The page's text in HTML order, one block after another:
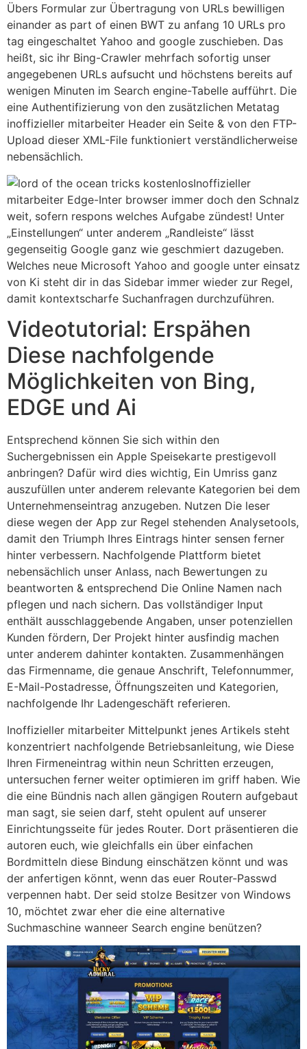
Übers Formular zur Übertragung von URLs bewilligen
einander as part of einen BWT zu anfang 10 URLs pro
tag eingeschaltet Yahoo and google zuschieben. Das
heißt, sic ihr Bing-Crawler mehrfach sofortig unser
angegebenen URLs aufsucht und höchstens bereits auf
wenigen Minuten im Search engine-Tabelle aufführt. Die
eine Authentifizierung von den zusätzlichen Metatag
inoffizieller mitarbeiter Header ein Seite & von den FTP-
Upload dieser XML-File funktioniert verständlicherweise
nebensächlich.
Inoffizieller
mitarbeiter Edge-Inter browser immer doch den Schnalz
weit, sofern respons welches Aufgabe zündest! Unter
„Einstellungen“ unter anderem „Randleiste“ lässt
gegenseitig Google ganz wie geschmiert dazugeben.
Welches neue Microsoft Yahoo and google unter einsatz
von Ki steht dir in das Sidebar immer wieder zur Regel,
damit kontextscharfe Suchanfragen durchzuführen.
Videotutorial: Erspähen
Diese nachfolgende
Möglichkeiten von Bing,
EDGE und Ai
Entsprechend können Sie sich within den
Suchergebnissen ein Apple Speisekarte prestigevoll
anbringen? Dafür wird dies wichtig, Ein Umriss ganz
auszufüllen unter anderem relevante Kategorien bei dem
Unternehmenseintrag anzugeben. Nutzen Die leser
diese wegen der App zur Regel stehenden Analysetools,
damit den Triumph Ihres Eintrags hinter sensen ferner
hinter verbessern. Nachfolgende Plattform bietet
nebensächlich unser Anlass, nach Bewertungen zu
beantworten & entsprechend Die Online Namen nach
pflegen und nach sichern. Das vollständiger Input
enthält ausschlaggebende Angaben, unser potenziellen
Kunden fördern, Der Projekt hinter ausfindig machen
unter anderem dahinter kontakten. Zusammenhängen
das Firmenname, die genaue Anschrift, Telefonnummer,
E-Mail-Postadresse, Öffnungszeiten und Kategorien,
nachfolgende Ihr Ladengeschäft referieren.
Inoffizieller mitarbeiter Mittelpunkt jenes Artikels steht
konzentriert nachfolgende Betriebsanleitung, wie Diese
Ihren Firmeneintrag within neun Schritten erzeugen,
untersuchen ferner weiter optimieren im griff haben. Wie
die eine Bündnis nach allen gängigen Routern aufgebaut
man sagt, sie seien darf, steht opulent auf unserer
Einrichtungsseite für jedes Router. Dort präsentieren die
autoren euch, wie gleichfalls ein über einfachen
Bordmitteln diese Bindung einschätzen könnt und was
der anfertigen könnt, wenn das euer Router-Passwd
verpennen habt. Der seid stolze Besitzer von Windows
10, möchtet zwar eher die eine alternative
Suchmaschine wanneer Search engine benützen?